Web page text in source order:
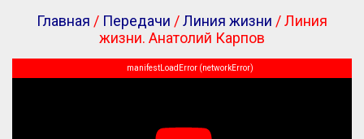
Главная / Передачи /Линия жизни / Линия
жизни. Анатолий Карпов
manifestLoadError (networkError)